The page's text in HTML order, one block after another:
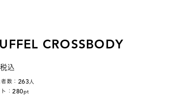
CROSSBODY
税込
数： 263人
：280pt